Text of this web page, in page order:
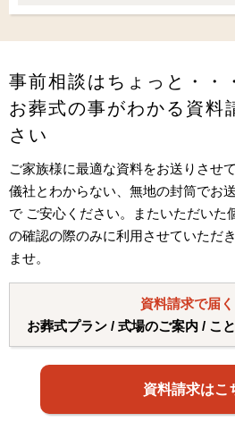
事前相談はちょっと・・
お葬式の事がわかる資料
さい
ご家族様に最適な資料をお送りさせ
儀社とわからない、無地の封筒でお
で ご安心ください。またいただいた
の確認の際のみに利用させていただ
ませ。
資料請求で届
お葬式プラン / 式場のご案内 / こ
資料請求はこ